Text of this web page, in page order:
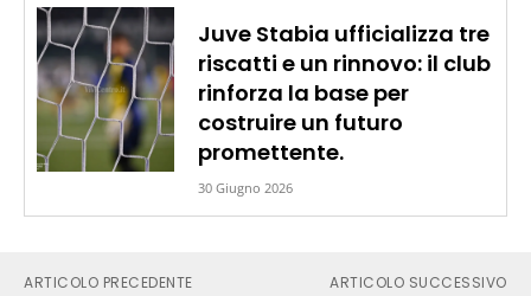
Juve Stabia ufficializza tre
riscatti e un rinnovo: il club
rinforza la base per
costruire un futuro
promettente.
30 Giugno 2026
ARTICOLO PRECEDENTE ARTICOLO SUCCESSIVO